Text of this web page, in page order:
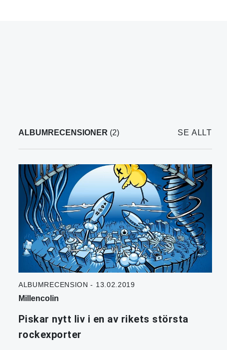
ALBUMRECENSIONER (2) SE ALLT
ALBUMRECENSION - 13.02.2019
Millencolin
Piskar nytt liv i en av rikets största
rockexporter